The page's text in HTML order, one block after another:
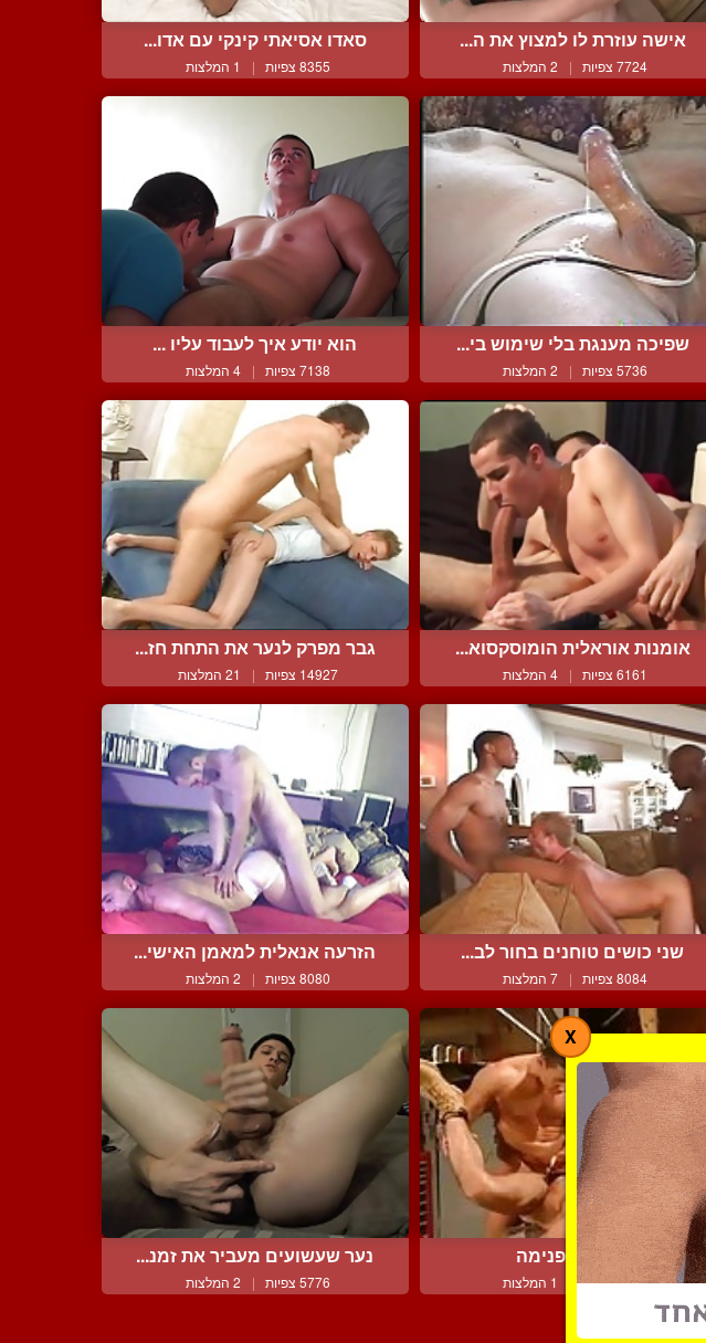
אישה עוזרת לו למצוץ את ה...
7724 צפיות | 2 המלצות
סאדו אסיאתי קינקי עם אדו...
8355 צפיות | 1 המלצות
שפיכה מענגת בלי שימוש בי...
5736 צפיות | 2 המלצות
הוא יודע איך לעבוד עליו ...
7138 צפיות | 4 המלצות
אומנות אוראלית הומוסקסוא...
6161 צפיות | 4 המלצות
גבר מפרק לנער את התחת חז...
14927 צפיות | 21 המלצות
שני כושים טוחנים בחור לב...
8084 צפיות | 7 המלצות
הזרעה אנאלית למאמן האישי...
8080 צפיות | 2 המלצות
קח הכל פנימה
5667 צפיות | 1 המלצות
נער שעשועים מעביר את זמנ...
5776 צפיות | 2 המלצות
X